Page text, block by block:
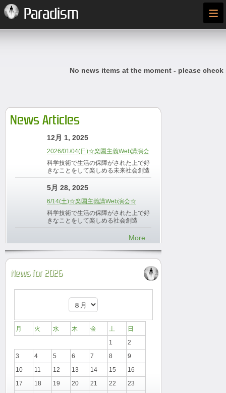
Paradism ≡
No news items at the moment - please
News Articles
12月 1, 2025
2026/01/04(日)☆楽園主義Web講演会
科学技術で生活の保障がされた上で好
きなことをして楽しめる未来社会創造
5月 28, 2025
6/14(土)☆楽園主義講Web演会☆
科学技術で生活の保障がされた上で好
きなことをして楽しめる社会創造
More...
News for 2026
月 火 水 木 金 土
日
1
2
3
4 5 6 7 8
9
10
11 12 13 14 15
16
17
18 19 20 21 22
23